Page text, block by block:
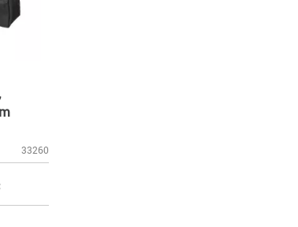
33260